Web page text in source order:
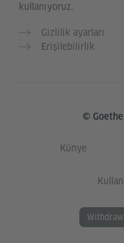
kullanıyoruz.
Gizlilik ayarları
Erişilebilirlik
©
Künye